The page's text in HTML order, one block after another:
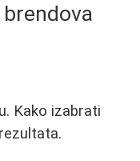
Kako izabrati